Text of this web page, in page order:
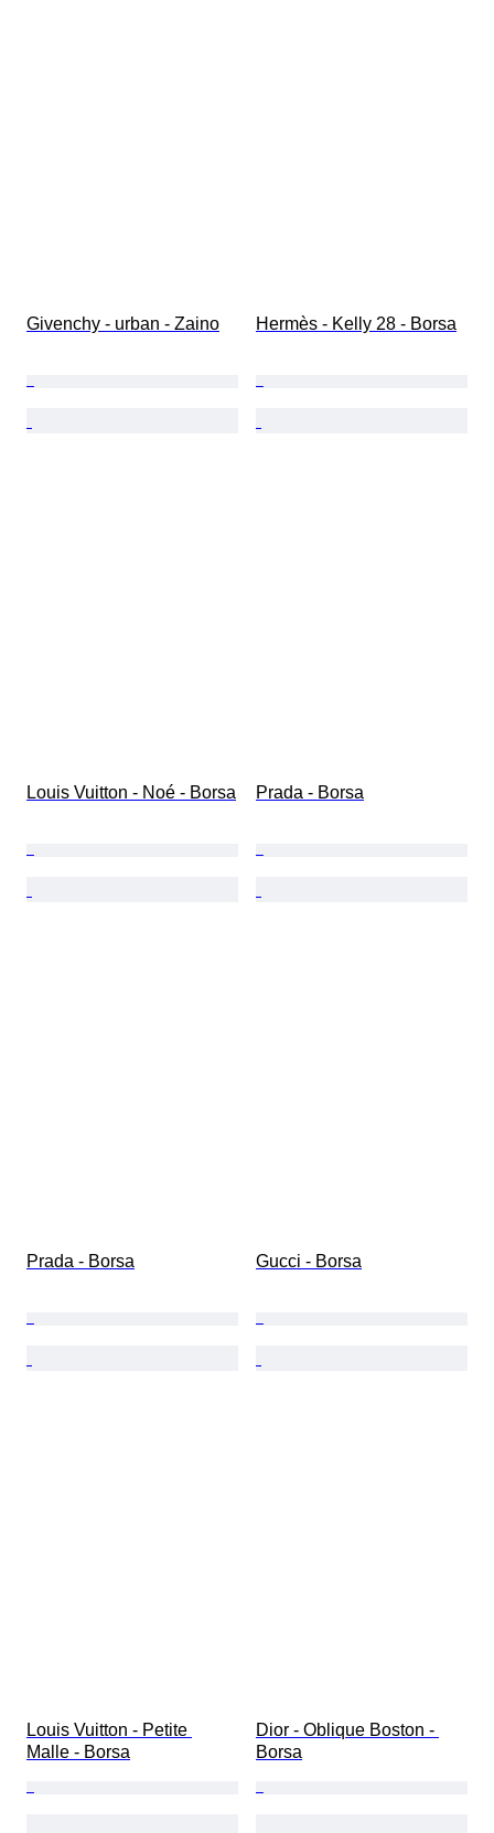
Givenchy - urban - Zaino Hermès - Kelly 28 - Borsa
Louis Vuitton - Noé - Borsa Prada - Borsa
Prada - Borsa Gucci - Borsa
Louis Vuitton - Petite
Malle - Borsa
Dior - Oblique Boston -
Borsa